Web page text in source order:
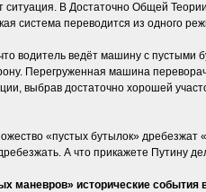
ситуация. В Достаточно Общей
система переводится из одного
водитель ведёт машину с пустыми
Перегруженная машина
выбрав достаточно хорошей
«пустых бутылок» дребезжат
А что прикажете Путину
маневров» исторические события